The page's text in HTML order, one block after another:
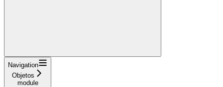
Navigation
Objetos
module